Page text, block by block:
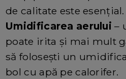
de calitate este esențial.
Umidificarea aerului–
poate irita și mai mult
să folosești un
bol cu apă pe calorifer.